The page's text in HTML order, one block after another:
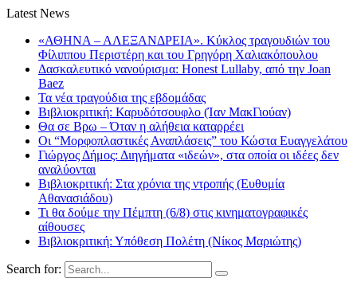
Latest News
«ΑΘΗΝΑ – ΑΛΕΞΑΝΔΡΕΙΑ». Κύκλος τραγουδιών του
Φίλιππου Περιστέρη και του Γρηγόρη Χαλιακόπουλου
Δασκαλευτικό νανούρισμα: Honest Lullaby, από την Joan
Baez
Τα νέα τραγούδια της εβδομάδας
Βιβλιοκριτική: Καρυδότσουφλο (Ίαν ΜακΓιούαν)
Θα σε Βρω – Όταν η αλήθεια καταρρέει
Οι “Μορφοπλαστικές Αναπλάσεις” του Κώστα Ευαγγελάτου
Γιώργος Δήμος: Διηγήματα «ιδεών», στα οποία οι ιδέες δεν
αναλύονται
Βιβλιοκριτική: Στα χρόνια της ντροπής (Ευθυμία
Αθανασιάδου)
Τι θα δούμε την Πέμπτη (6/8) στις κινηματογραφικές
αίθουσες
Βιβλιοκριτική: Υπόθεση Πολέτη (Νίκος Μαριώτης)
Search for: